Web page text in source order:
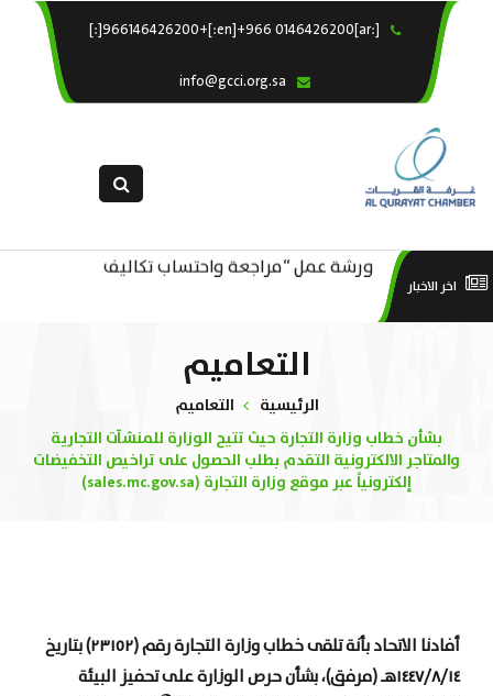
[:ar]966146426200+[:en]+966 0146426200[:] ×
خدماتنا
التقديم الالكترونى
اخر الاخبار
ورشة عمل “مراجعة واحتساب تكاليف
لقطاع الترفيه – الثقافة – السياحة”
التعاميم
الرئيسية
التعاميم
بشأن خطاب وزارة التجارة حيث تتيح الوزارة للمنشآت التجارية
والمتاجر الالكترونية التقدم بطلب الحصول على تراخيص التخفيضات
إلكترونياً عبر موقع وزارة التجارة (sales.mc.gov.sa)
أفادنا الاتحاد بأنة تلقى خطاب وزارة التجارة رقم (٢٣١٥٢) بتاريخ
١٤٤٧/٨/١٤هـ (مرفق)، بشأن حرص الوزارة على تحفيز البيئة